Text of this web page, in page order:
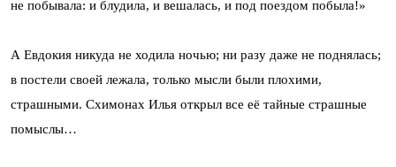
не побывала: и блудила, и вешалась, и под поездом побыла!»
А Евдокия никуда не ходила ночью; ни разу даже не поднялась;
в постели своей лежала, только мысли были плохими,
страшными. Схимонах Илья открыл все её тайные страшные
помыслы…